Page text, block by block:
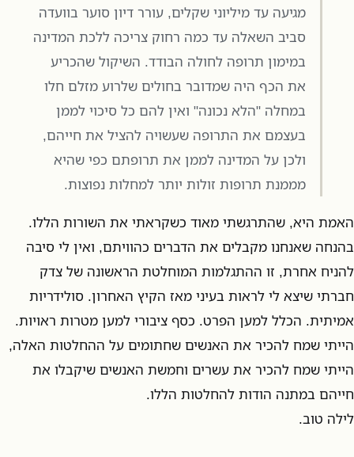
מגיעה עד מיליוני שקלים, עורר דיון סוער בוועדה
סביב השאלה עד כמה רחוק צריכה ללכת המדינה
במימון תרופה לחולה הבודד. השיקול שהכריע
את הכף היה שמדובר בחולים שלרוע מזלם חלו
במחלה "הלא נכונה" ואין להם כל סיכוי לממן
בעצמם את התרופה שעשויה להציל את חייהם,
ולכן על המדינה לממן את תרופתם כפי שהיא
מממנת תרופות זולות יותר למחלות נפוצות.
האמת היא, שהתרגשתי מאוד כשקראתי את השורות הללו.
בהנחה שאנחנו מקבלים את הדברים כהוויתם, ואין לי סיבה
להניח אחרת, זו ההתגלמות המוחלטת הראשונה של צדק
חברתי שיצא לי לראות בעיני מאז הקיץ האחרון. סולידריות
אמיתית. הכלל למען הפרט. כסף ציבורי למען מטרות ראויות.
הייתי שמח להכיר את האנשים שחתומים על ההחלטות האלה,
הייתי שמח להכיר את עשרים וחמשת האנשים שיקבלו את
חייהם במתנה הודות להחלטות הללו.
לילה טוב.